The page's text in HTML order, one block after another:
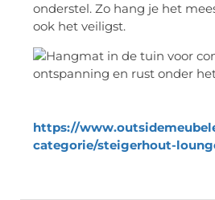
onderstel. Zo hang je het
ook het veiligst.
https://
categorie/steigerhout-